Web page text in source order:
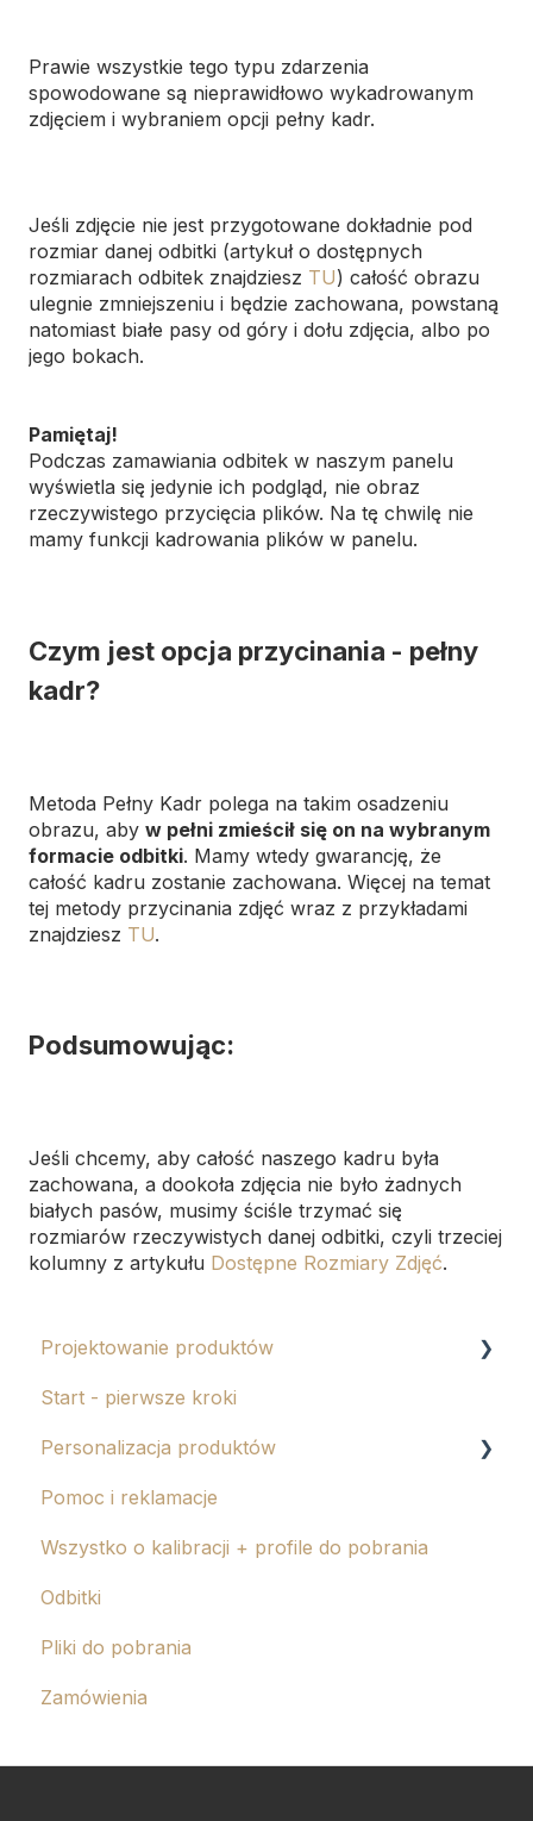
Prawie wszystkie tego typu zdarzenia
spowodowane są nieprawidłowo wykadrowanym
zdjęciem i wybraniem opcji pełny kadr.
Jeśli zdjęcie nie jest przygotowane dokładnie pod
rozmiar danej odbitki (artykuł o dostępnych
rozmiarach odbitek znajdziesz TU) całość obrazu
ulegnie zmniejszeniu i będzie zachowana, powstaną
natomiast białe pasy od góry i dołu zdjęcia, albo po
jego bokach.
Pamiętaj!
Podczas zamawiania odbitek w naszym panelu
wyświetla się jedynie ich podgląd, nie obraz
rzeczywistego przycięcia plików. Na tę chwilę nie
mamy funkcji kadrowania plików w panelu.
Czym jest opcja przycinania - pełny
kadr?
Metoda Pełny Kadr polega na takim osadzeniu
obrazu, aby w pełni zmieścił się on na wybranym
formacie odbitki. Mamy wtedy gwarancję, że
całość kadru zostanie zachowana. Więcej na temat
tej metody przycinania zdjęć wraz z przykładami
znajdziesz TU.
Podsumowując:
Jeśli chcemy, aby całość naszego kadru była
zachowana, a dookoła zdjęcia nie było żadnych
białych pasów, musimy ściśle trzymać się
rozmiarów rzeczywistych danej odbitki, czyli trzeciej
kolumny z artykułu Dostępne Rozmiary Zdjęć.
Projektowanie produktów
Albumy eko i tablo
Kalendarze
Magnesy
Start - pierwsze kroki
Personalizacja produktów
Tłoczenie
Grawer
Pomoc i reklamacje
Wszystko o kalibracji + profile do pobrania
Odbitki
Pliki do pobrania
Zamówienia